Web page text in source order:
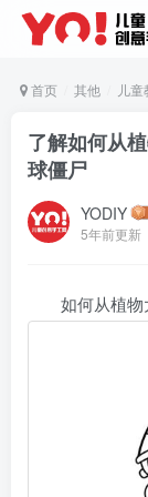
首页 其他 儿
了解如何从
球僵尸
YODIY
5年前更新
如何从植